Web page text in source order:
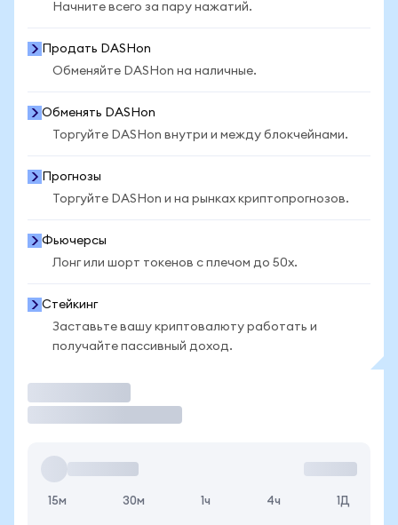
Начните всего за пару нажатий.
Продать DASHon
Обменяйте DASHon на наличные.
Обменять DASHon
Торгуйте DASHon внутри и между блокчейнами.
Прогнозы
Торгуйте DASHon и на рынках криптопрогнозов.
Фьючерсы
Лонг или шорт токенов с плечом до 50x.
Стейкинг
Заставьте вашу криптовалюту работать и
получайте пассивный доход.
15м 30м 1ч 4ч 1Д